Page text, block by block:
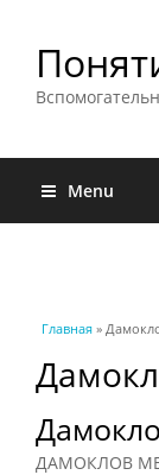
Menu
Вы здесь
Главная »
ДАМОКЛОВ